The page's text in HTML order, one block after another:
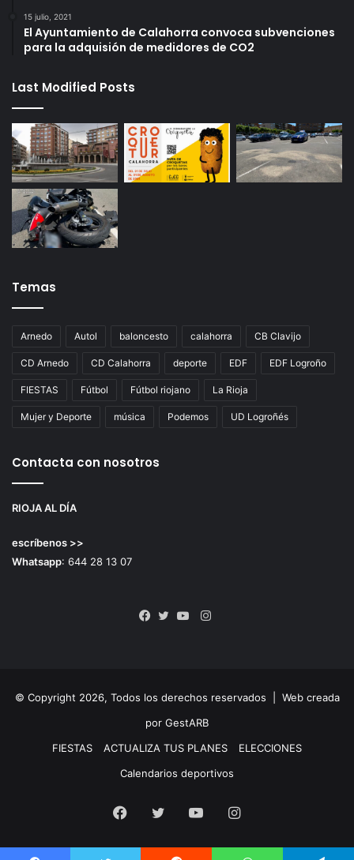
15 julio, 2021
El Ayuntamiento de Calahorra convoca subvenciones
para la adquisión de medidores de CO2
Last Modified Posts
Temas
Arnedo Autol baloncesto calahorra CB Clavijo
CD Arnedo CD Calahorra deporte EDF EDF Logroño
FIESTAS Fútbol Fútbol riojano La Rioja
Mujer y Deporte música Podemos UD Logroñés
Contacta con nosotros
RIOJA AL DÍA
escríbenos >>
Whatsapp: 644 28 13 07
Instagram
© Copyright 2026, Todos los derechos reservados | Web creada
por GestARB
FIESTAS
ACTUALIZA TUS PLANES
ELECCIONES
Calendarios deportivos
Facebook
Twitter YouTubeInstagram